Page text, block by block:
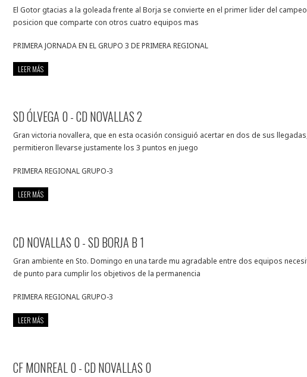
El Gotor gtacias a la goleada frente al Borja se convierte en el primer lider del
posicion que comparte con otros cuatro equipos mas
PRIMERA JORNADA EN EL GRUPO 3 DE PRIMERA REGIONAL
LEER MÁS
SD ÓLVEGA 0 - CD NOVALLAS 2
Gran victoria novallera, que en esta ocasión consiguió acertar en dos de sus
permitieron llevarse justamente los 3 puntos en juego
PRIMERA REGIONAL GRUPO-3
LEER MÁS
CD NOVALLAS 0 - SD BORJA B 1
Gran ambiente en Sto. Domingo en una tarde mu agradable entre dos equipos
de punto para cumplir los objetivos de la permanencia
PRIMERA REGIONAL GRUPO-3
LEER MÁS
CF MONREAL 0 - CD NOVALLAS 0